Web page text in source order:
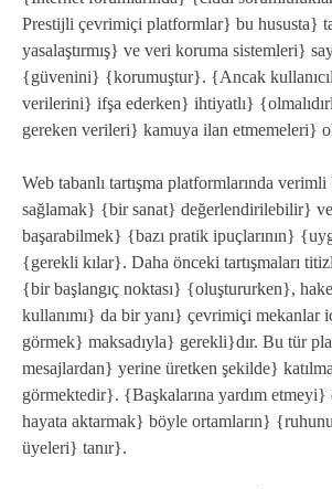
Prestijli çevrimiçi platformlar} bu hususta}
yasalaştırmış} ve veri koruma sistemleri}
{güvenini} {korumuştur}. {Ancak
verilerini} ifşa ederken} ihtiyatlı}
gereken verileri} kamuya ilan etmemeleri}
Web tabanlı tartışma platformlarında verimli
sağlamak} {bir sanat} değerlendirilebilir}
başarabilmek} {bazı pratik ipuçlarının}
{gerekli kılar}. Daha önceki tartışmaları
{bir başlangıç noktası} {oluştururken},
kullanımı} da bir yanı} çevrimiçi mekanlar
görmek} maksadıyla} gerekli}dır. Bu tür
mesajlardan} yerine üretken şekilde}
görmektedir}. {Başkalarına yardım
hayata aktarmak} böyle ortamların}
üyeleri} tanır}.